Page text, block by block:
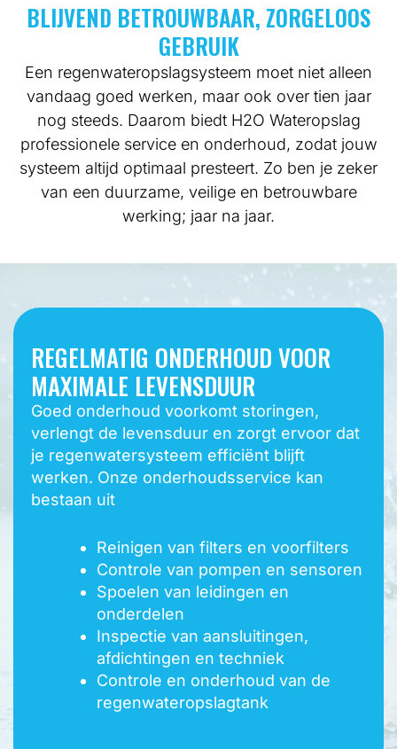
BLIJVEND BETROUWBAAR, ZORGELOOS
GEBRUIK
Een regenwateropslagsysteem moet niet alleen
vandaag goed werken, maar ook over tien jaar
nog steeds. Daarom biedt H2O Wateropslag
professionele service en onderhoud, zodat jouw
systeem altijd optimaal presteert. Zo ben je zeker
van een duurzame, veilige en betrouwbare
werking; jaar na jaar.
REGELMATIG ONDERHOUD VOOR
MAXIMALE LEVENSDUUR
Goed onderhoud voorkomt storingen,
verlengt de levensduur en zorgt ervoor dat
je regenwatersysteem efficiënt blijft
werken. Onze onderhoudsservice kan
bestaan uit
Reinigen van filters en voorfilters
Controle van pompen en sensoren
Spoelen van leidingen en
onderdelen
Inspectie van aansluitingen,
afdichtingen en techniek
Controle en onderhoud van de
regenwateropslagtank